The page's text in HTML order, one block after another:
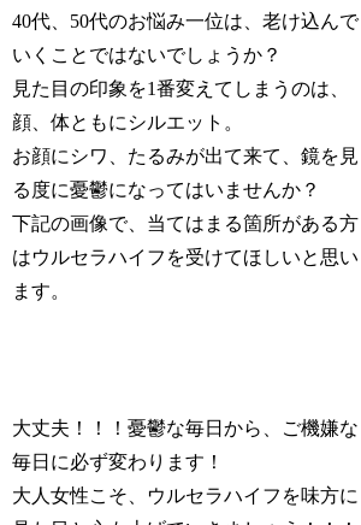
40代、50代のお悩み一位は、老け込んで
いくことではないでしょうか？
見た目の印象を1番変えてしまうのは、
顔、体ともにシルエット。
お顔にシワ、たるみが出て来て、鏡を見
る度に憂鬱になってはいませんか？
下記の画像で、当てはまる箇所がある方
はウルセラハイフを受けてほしいと思い
ます。
大丈夫！！！憂鬱な毎日から、ご機嫌な
毎日に必ず変わります！
大人女性こそ、ウルセラハイフを味方に